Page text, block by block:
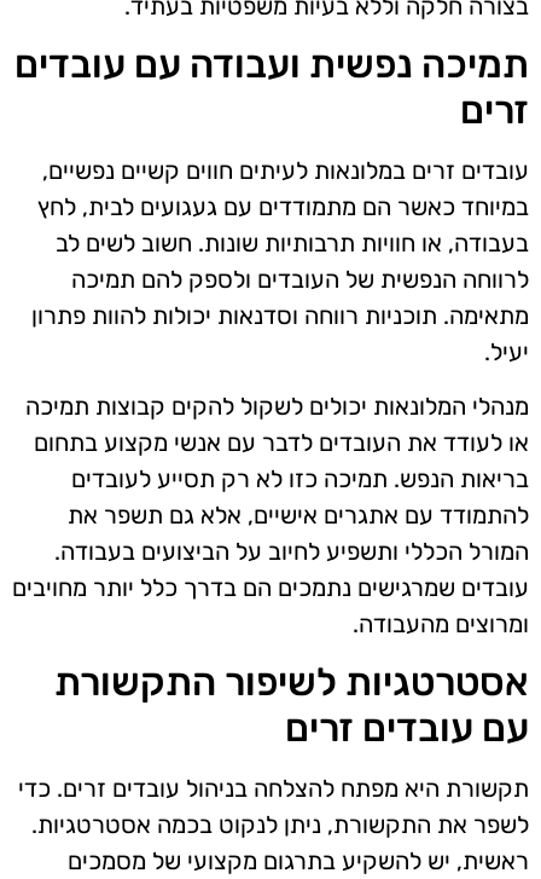
בצורה חלקה וללא בעיות משפטיות בעתיד.
תמיכה נפשית ועבודה עם עובדים
זרים
עובדים זרים במלונאות לעיתים חווים קשיים נפשיים,
במיוחד כאשר הם מתמודדים עם געגועים לבית, לחץ
בעבודה, או חוויות תרבותיות שונות. חשוב לשים לב
לרווחה הנפשית של העובדים ולספק להם תמיכה
מתאימה. תוכניות רווחה וסדנאות יכולות להוות פתרון
יעיל.
מנהלי המלונאות יכולים לשקול להקים קבוצות תמיכה
או לעודד את העובדים לדבר עם אנשי מקצוע בתחום
בריאות הנפש. תמיכה כזו לא רק תסייע לעובדים
להתמודד עם אתגרים אישיים, אלא גם תשפר את
המורל הכללי ותשפיע לחיוב על הביצועים בעבודה.
עובדים שמרגישים נתמכים הם בדרך כלל יותר מחויבים
ומרוצים מהעבודה.
אסטרטגיות לשיפור התקשורת
עם עובדים זרים
תקשורת היא מפתח להצלחה בניהול עובדים זרים. כדי
לשפר את התקשורת, ניתן לנקוט בכמה אסטרטגיות.
ראשית, יש להשקיע בתרגום מקצועי של מסמכים